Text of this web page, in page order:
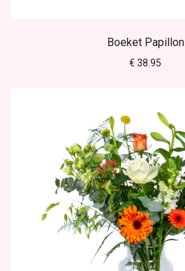
Boeket Papillon
€ 38.95